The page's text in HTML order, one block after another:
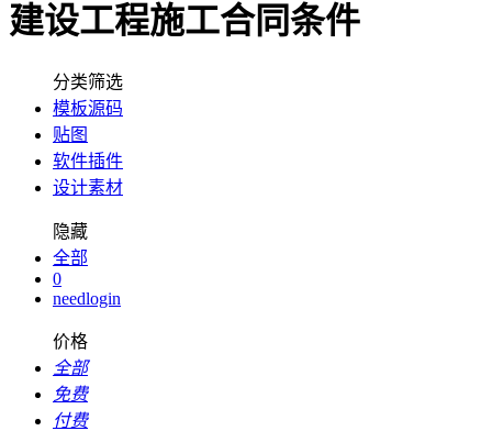
建设工程施工合同条件
分类筛选
模板源码
贴图
软件插件
设计素材
隐藏
全部
0
needlogin
价格
全部
免费
付费